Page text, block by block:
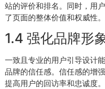
站的评价和排名。同时，用
了页面的整体价值和权威性。
1.4 强化品牌形
一致且专业的用户引导设计
品牌的信任感。信任感的增
提高用户的回访率和忠诚度